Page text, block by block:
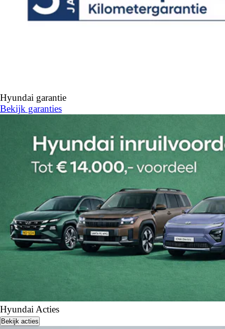
Hyundai garantie
Bekijk garanties
Hyundai Acties
Bekijk acties